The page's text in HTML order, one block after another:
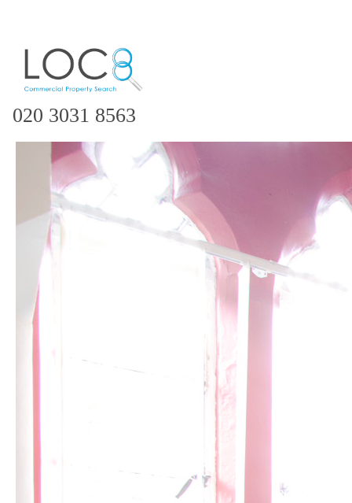
020 3031 8563